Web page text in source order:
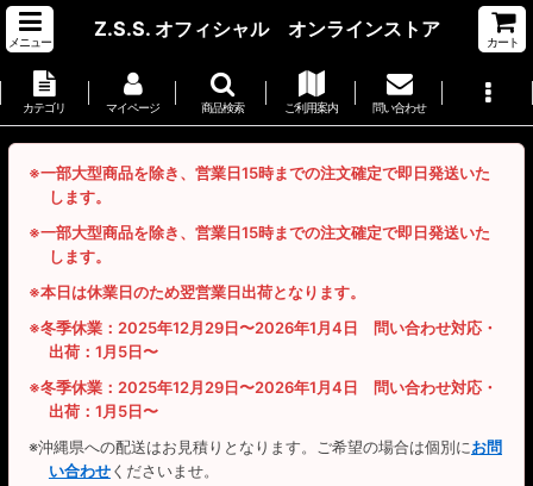
メニュー
Z.S.S. オフィシャル オンラインストア
カート
カテゴリ マイページ 商品検索 ご利用案内 問い合わせ
※一部大型商品を除き、営業日15時までの注文確定で即日発送いた
します。
※一部大型商品を除き、営業日15時までの注文確定で即日発送いた
します。
※本日は休業日のため翌営業日出荷となります。
※冬季休業：2025年12月29日〜2026年1月4日 問い合わせ対応・
出荷：1月5日〜
※冬季休業：2025年12月29日〜2026年1月4日 問い合わせ対応・
出荷：1月5日〜
※沖縄県への配送はお見積りとなります。ご希望の場合は個別にお問
い合わせくださいませ。